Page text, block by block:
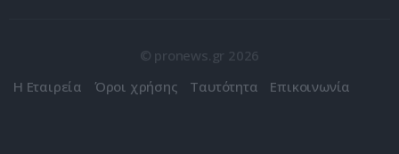
© pronews.gr 2026
Η Εταιρεία
Όροι χρήσης Ταυτότητα Επικοινωνία